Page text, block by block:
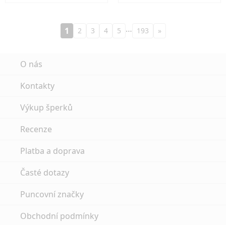
1 2 3 4 5 … 193 »
O nás
Kontakty
Výkup šperků
Recenze
Platba a doprava
Časté dotazy
Puncovní značky
Obchodní podmínky